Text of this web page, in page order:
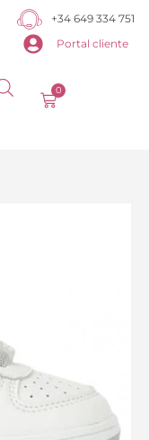
+34 649 334 751
Portal cliente
0
Carrito